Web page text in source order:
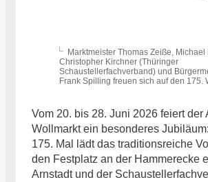
Marktmeister Thomas Zeiße, Michael
Christopher Kirchner (Thüringer
Schaustellerfachverband) und
Frank Spilling freuen sich auf den 175.
Vom 20. bis 28. Juni 2026 feiert der
Wollmarkt ein besonderes
175. Mal lädt das traditionsreiche
den Festplatz an der Hammerecke
Arnstadt und der